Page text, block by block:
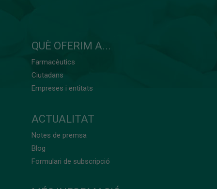
QUÈ OFERIM A...
Farmacèutics
Ciutadans
Empreses i entitats
ACTUALITAT
Notes de premsa
Blog
Formulari de subscripció